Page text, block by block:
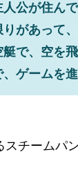
公が住ん
があって
で、空を
ゲームを
チームパ